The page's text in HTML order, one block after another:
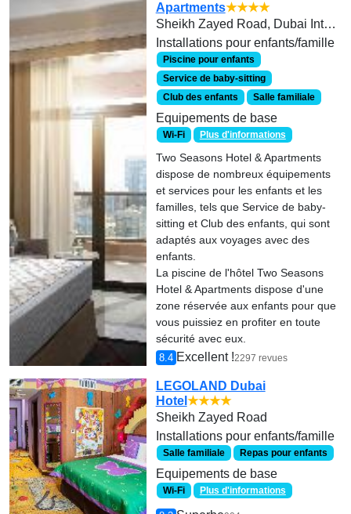
Apartments★★★★
Sheikh Zayed Road, Dubai Internet City, Dubai United Arab Emirates
Installations pour enfants/famille
Piscine pour enfants
Service de baby-sitting
Club des enfants
Salle familiale
Equipements de base
Wi-Fi Plus d'informations
Two Seasons Hotel & Apartments
dispose de nombreux équipements
et services pour les enfants et les
familles, tels que Service de baby-
sitting et Club des enfants, qui sont
adaptés aux voyages avec des
enfants.
La piscine de l'hôtel Two Seasons
Hotel & Apartments dispose d'une
zone réservée aux enfants pour que
vous puissiez en profiter en toute
sécurité avec eux.
8.4 Excellent !2297 revues
LEGOLAND Dubai
Hotel ★★★★
Sheikh Zayed Road
Installations pour enfants/famille
Salle familiale Repas pour enfants
Equipements de base
Wi-Fi Plus d'informations